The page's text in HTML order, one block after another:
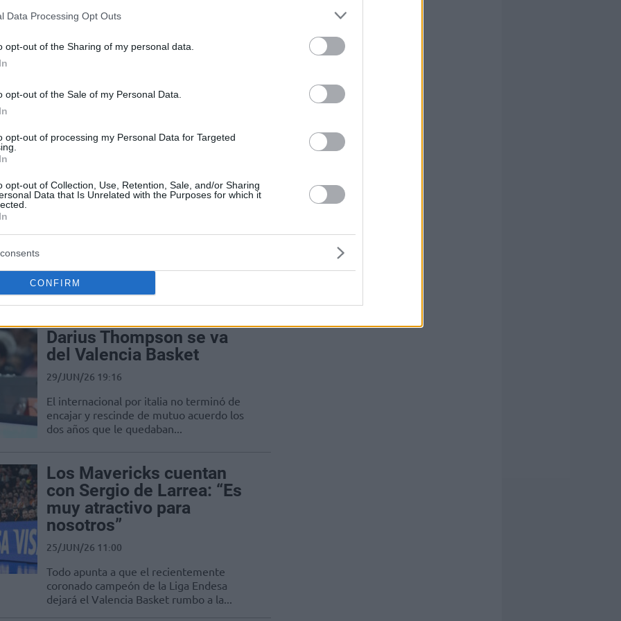
Data Processing Opt Outs
opt-out of the Sharing of my personal data.
opt-out of the Sale of my Personal Data.
opt-out of processing my Personal Data for Targeted
opt-out of Collection, Use, Retention, Sale, and/or Sharing
Data that Is Unrelated with the Purposes for which it
CONFIRM
Pedro Martínez explica
Madrid: “Son decisiones
ánimo de molestar a
nadie”
sobre su salida al Real Madrid
Kam Taylor no saldrá y
renueva con Valencia
El Valencia retiene a su estrella, el alero,
a largo plazo, ya que Kameron Taylor
firma una extensión de...
Darius Thompson se va
del Valencia Basket
29/JUN/26 19:16
El internacional por italia no terminó de
encajar y rescinde de mutuo acuerdo los
dos años que le quedaban...
Los Mavericks cuentan
con Sergio de Larrea: “Es
muy atractivo para
nosotros”
25/JUN/26 11:00
Todo apunta a que el recientemente
coronado campeón de la Liga Endesa
dejará el Valencia Basket rumbo a la...